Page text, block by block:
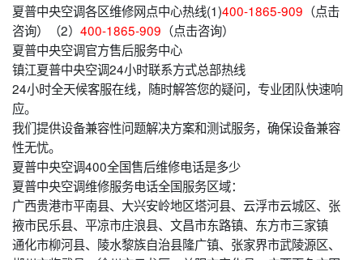
夏普中央空调各区维修网点中心热线(1)400-1865-909 （点击
咨询）（2） 400-1865-909 （点击咨询）
夏普中央空调官方售后服务中心
镇江夏普中央空调24小时联系方式总部热线
24小时全天候客服在线，随时解答您的疑问，专业团队快速响
应。
我们提供设备兼容性问题解决方案和测试服务，确保设备兼容
性无忧。
夏普中央空调400全国售后维修电话是多少
夏普中央空调维修服务电话全国服务区域：
广西贵港市平南县、大兴安岭地区塔河县、云浮市云城区、张
掖市民乐县、平凉市庄浪县、文昌市东路镇、东方市三家镇
通化市柳河县、陵水黎族自治县隆广镇、张家界市武陵源区、